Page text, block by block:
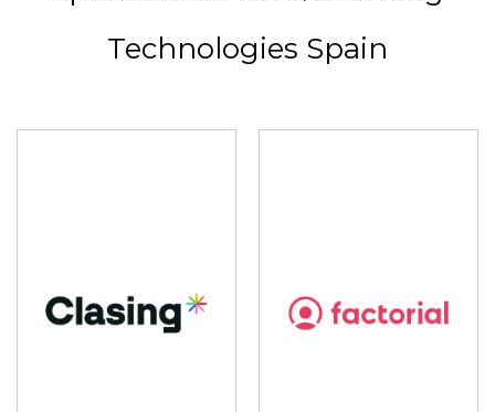
Technologies Spain